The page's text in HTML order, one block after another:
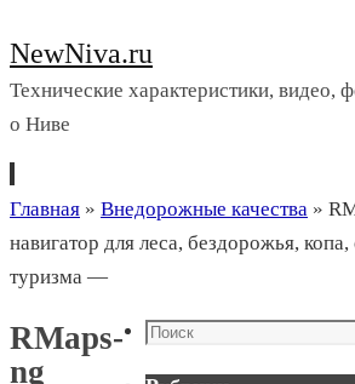
NewNiva.ru
Технические характеристики, видео,
о Ниве
Перейти
к
содержимому
Главная » Внедорожные качества »
навигатор для леса, бездорожья,
туризма —
RMaps-
ng
Поиск